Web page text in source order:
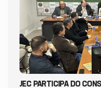
JEC PARTICIPA DO